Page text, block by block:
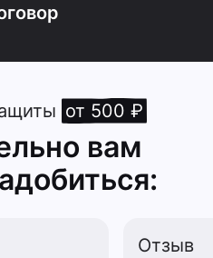
от 500 ₽
вам
Отзыв